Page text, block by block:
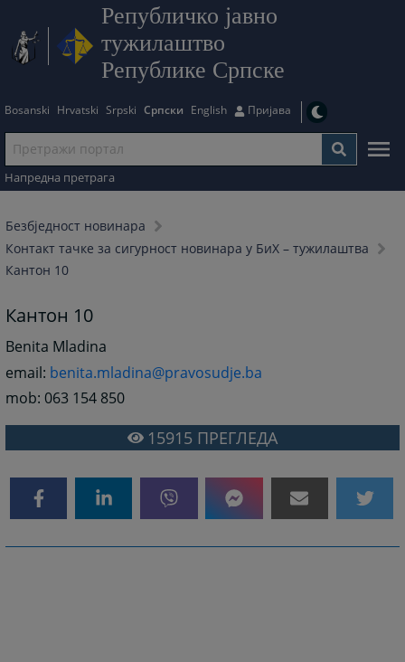
Републичко јавно
тужилаштво
Републике Српске
Bosanski Hrvatski Srpski Српски English Пријава
Напредна претрага
Безбjедност новинара
Контакт тачке за сигурност новинара у БиХ – тужилаштва
Кантон 10
Кантон 10
Benita Mladina
email: benita.mladina@pravosudje.ba
mob: 063 154 850
15915 ПРЕГЛЕДА